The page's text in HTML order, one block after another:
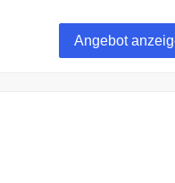
Angebot